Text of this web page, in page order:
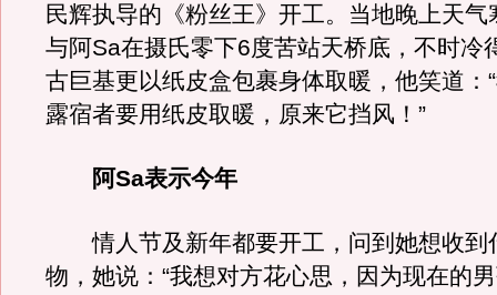
民辉执导的《粉丝王》开工。当地晚上天气
与阿Sa在摄氏零下6度苦站天桥底，不时冷
古巨基更以纸皮盒包裹身体取暖，他笑道：
露宿者要用纸皮取暖，原来它挡风！”
阿Sa表示今年
情人节及新年都要开工，问到她想收到
物，她说：“我想对方花心思，因为现在的